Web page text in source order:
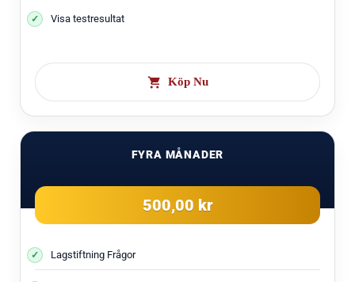
Visa testresultat
Köp Nu
FYRA MÅNADER
500,00 kr
Lagstiftning Frågor